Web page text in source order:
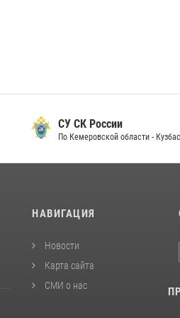
СУ СК России
По Кемеровской области -
НАВИГАЦИЯ
Новости
Карта сайта
СМИ о нас